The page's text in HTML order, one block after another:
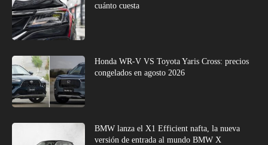
cuánto cuesta
Honda WR-V VS Toyota Yaris Cross: precios
congelados en agosto 2026
BMW lanza el X1 Efficient nafta, la nueva
versión de entrada al mundo BMW X